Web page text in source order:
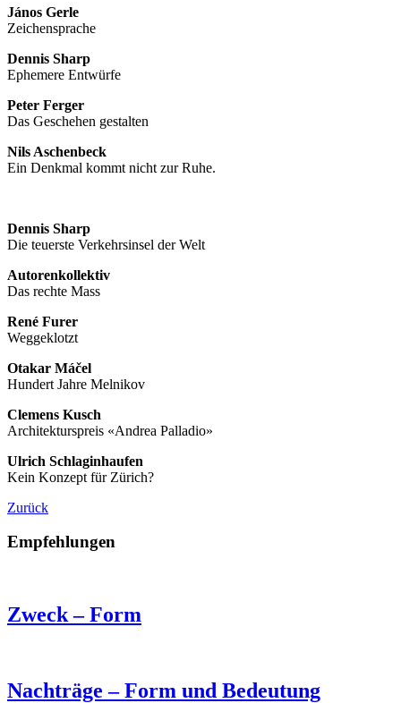
János Gerle
Zeichensprache
Dennis Sharp
Ephemere Entwürfe
Peter Ferger
Das Geschehen gestalten
Nils Aschenbeck
Ein Denkmal kommt nicht zur Ruhe.
Dennis Sharp
Die teuerste Verkehrsinsel der Welt
Autorenkollektiv
Das rechte Mass
René Furer
Weggeklotzt
Otakar Máčel
Hundert Jahre Melnikov
Clemens Kusch
Architekturspreis «Andrea Palladio»
Ulrich Schlaginhaufen
Kein Konzept für Zürich?
Zurück
Empfehlungen
Zweck – Form
Nachträge – Form und Bedeutung